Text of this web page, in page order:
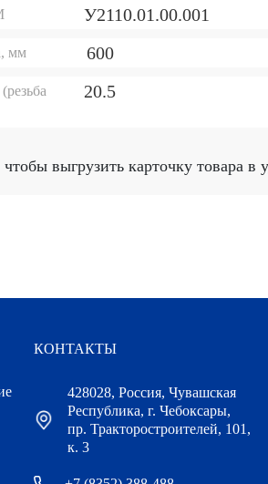
У2110.01.00.001
мм 600
20.5
чтобы выгрузить карточку товара в
КОНТАКТЫ
428028, Россия, Чувашская
Республика, г. Чебоксары,
пр. Тракторостроителей, 101,
к. 3